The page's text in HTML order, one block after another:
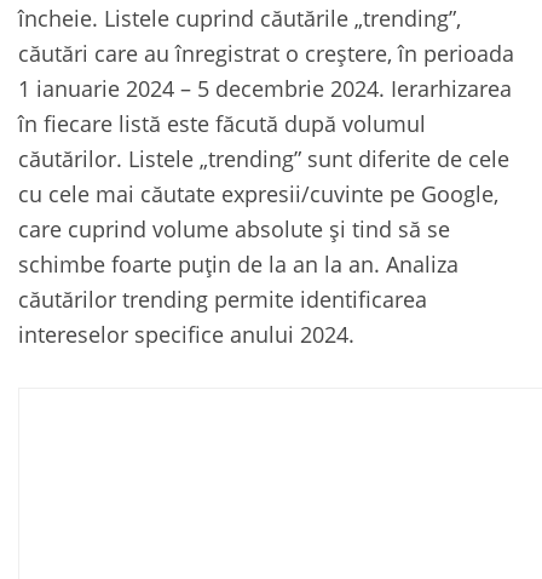
încheie. Listele cuprind căutările „trending”,
căutări care au înregistrat o creștere, în perioada
1 ianuarie 2024 – 5 decembrie 2024. Ierarhizarea
în fiecare listă este făcută după volumul
căutărilor. Listele „trending” sunt diferite de cele
cu cele mai căutate expresii/cuvinte pe Google,
care cuprind volume absolute și tind să se
schimbe foarte puțin de la an la an. Analiza
căutărilor trending permite identificarea
intereselor specifice anului 2024.